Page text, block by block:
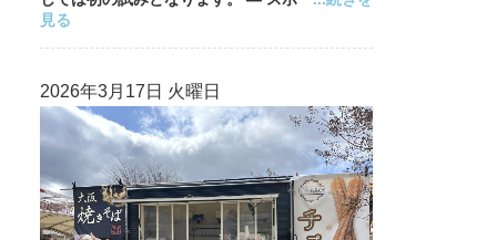
見る
2026年3月17日 火曜日